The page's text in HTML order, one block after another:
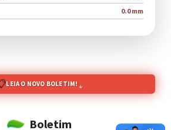
0.0 mm
LEIA O NOVO BOLETIM! ↓
Boletim